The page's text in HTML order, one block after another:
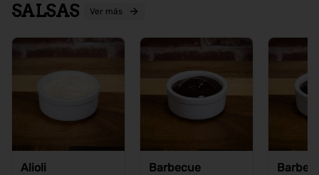
SALSAS Ver más
Alioli Barbecue